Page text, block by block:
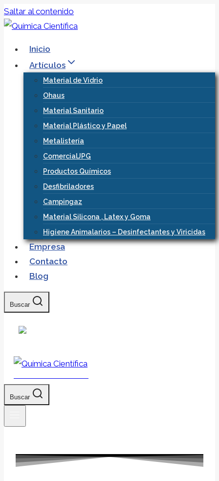
Saltar al contenido
Inicio
Artículos
Material de Vidrio
Ohaus
Material Sanitario
Material Plástico y Papel
Metalistería
ComercialJPG
Productos Químicos
Desfibriladores
Campingaz
Material Silicona , Latex y Goma
Higiene Animalarios – Desinfectantes y Viricidas
Empresa
Contacto
Blog
Buscar
Buscar